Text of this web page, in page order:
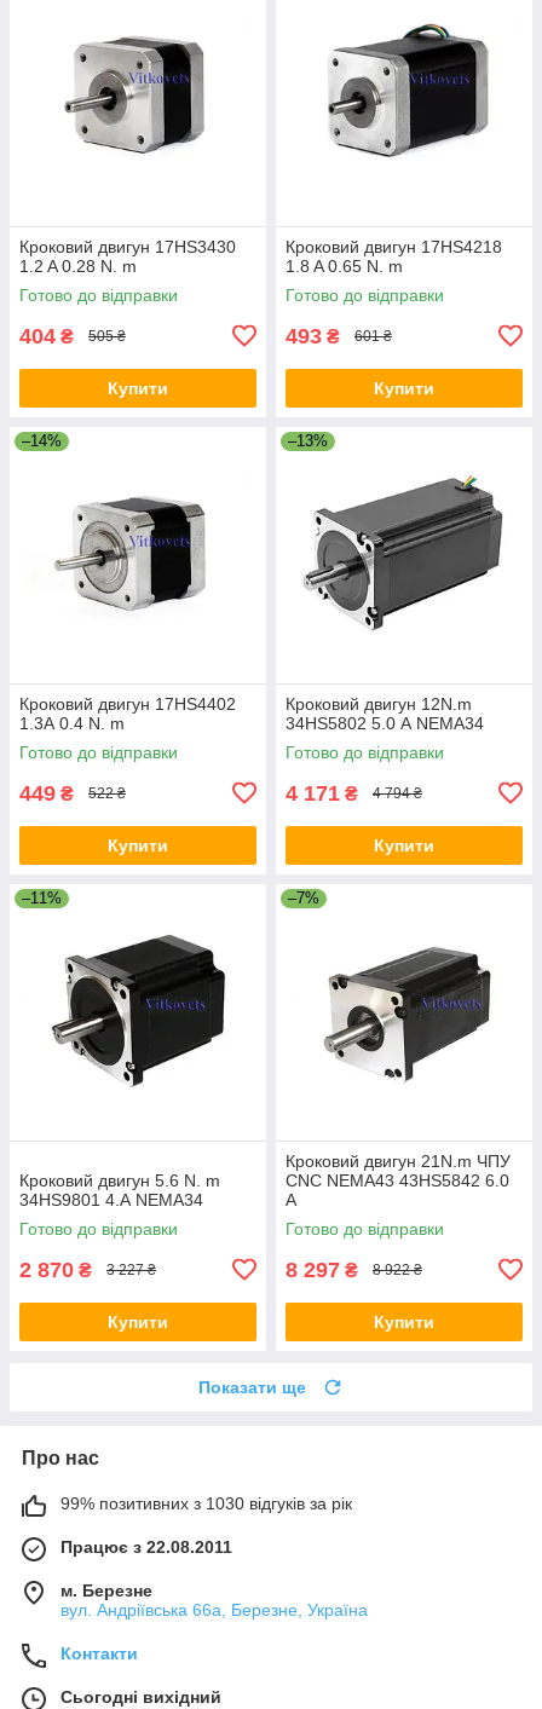
Кроковий двигун 17HS3430
1.2 A 0.28 N. m
Готово до відправки
404 ₴ 505 ₴
Купити
Кроковий двигун 17HS4218
1.8 A 0.65 N. m
Готово до відправки
493 ₴ 601 ₴
Купити
–14%
Кроковий двигун 17HS4402
1.3А 0.4 N. m
Готово до відправки
449 ₴ 522 ₴
Купити
–13%
Кроковий двигун 12N.m
34HS5802 5.0 А NEMA34
Готово до відправки
4 171 ₴ 4 794 ₴
Купити
–11%
Кроковий двигун 5.6 N. m
34HS9801 4.А NEMA34
Готово до відправки
2 870 ₴ 3 227 ₴
Купити
–7%
Кроковий двигун 21N.m ЧПУ
CNC NEMA43 43HS5842 6.0
А
Готово до відправки
8 297 ₴ 8 922 ₴
Купити
Показати ще
Про нас
99% позитивних з 1030 відгуків за рік
Працює з 22.08.2011
м. Березне
вул. Андріївська 66а, Березне, Україна
Контакти
Сьогодні вихідний